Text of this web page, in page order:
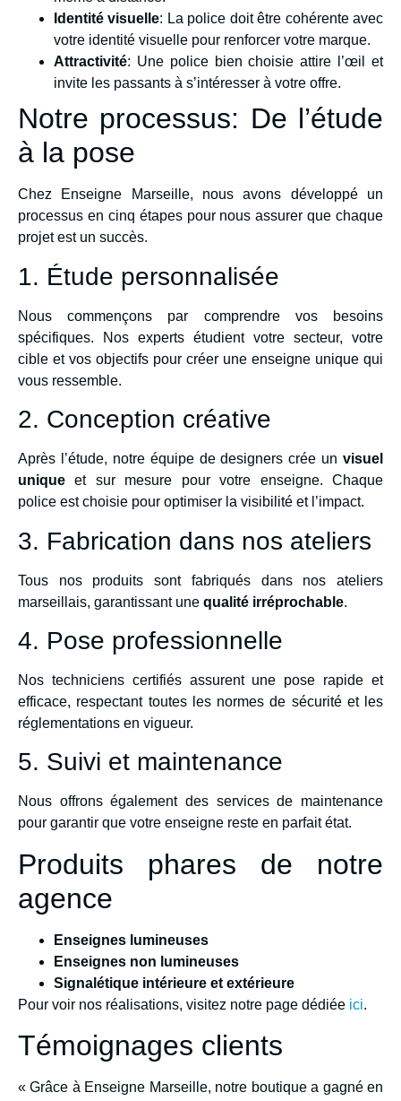
Identité visuelle: La police doit être cohérente avec
votre identité visuelle pour renforcer votre marque.
Attractivité: Une police bien choisie attire l’œil et
invite les passants à s’intéresser à votre offre.
Notre processus: De l’étude
à la pose
Chez Enseigne Marseille, nous avons développé un
processus en cinq étapes pour nous assurer que chaque
projet est un succès.
1. Étude personnalisée
Nous commençons par comprendre vos besoins
spécifiques. Nos experts étudient votre secteur, votre
cible et vos objectifs pour créer une enseigne unique qui
vous ressemble.
2. Conception créative
Après l’étude, notre équipe de designers crée un visuel
unique et sur mesure pour votre enseigne. Chaque
police est choisie pour optimiser la visibilité et l’impact.
3. Fabrication dans nos ateliers
Tous nos produits sont fabriqués dans nos ateliers
marseillais, garantissant une qualité irréprochable.
4. Pose professionnelle
Nos techniciens certifiés assurent une pose rapide et
efficace, respectant toutes les normes de sécurité et les
réglementations en vigueur.
5. Suivi et maintenance
Nous offrons également des services de maintenance
pour garantir que votre enseigne reste en parfait état.
Produits phares de notre
agence
Enseignes lumineuses
Enseignes non lumineuses
Signalétique intérieure et extérieure
Pour voir nos réalisations, visitez notre page dédiée ici.
Témoignages clients
« Grâce à Enseigne Marseille, notre boutique a gagné en